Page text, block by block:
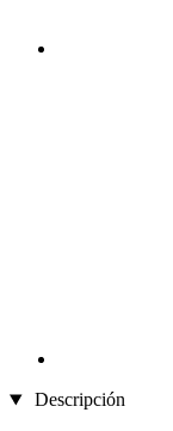
Descripción